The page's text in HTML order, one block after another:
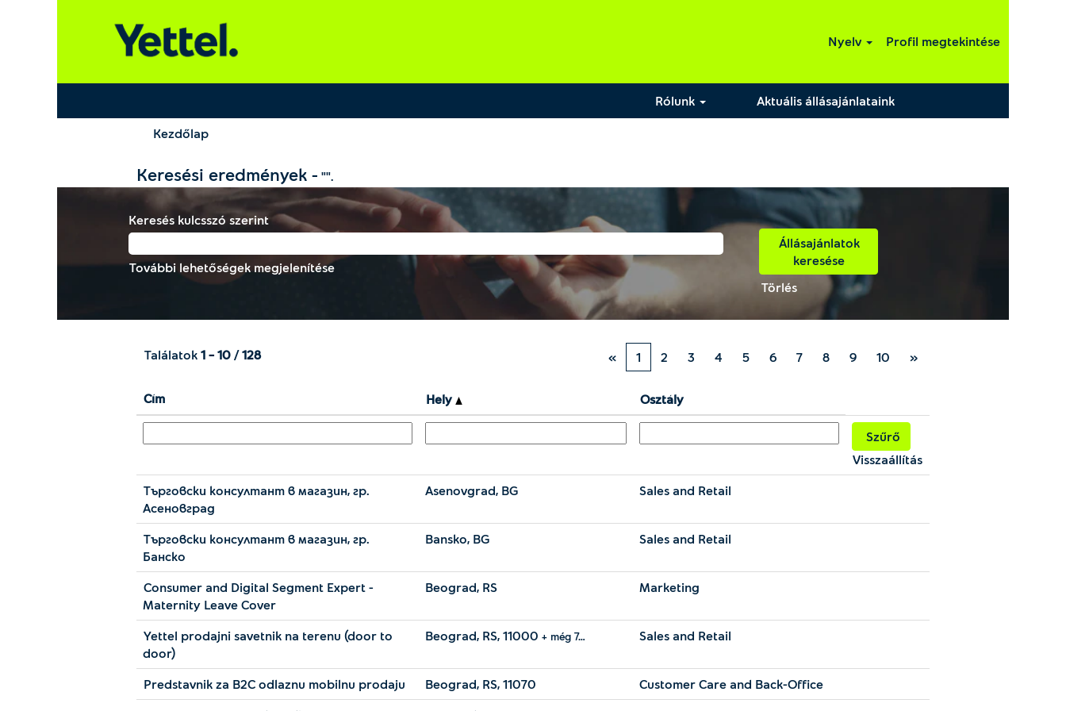
Nyelv Profil megtekintése
Rólunk Aktuális állásajánlataink
Kezdőlap
Keresési eredmények - "".
Keresés kulcsszó szerint
További lehetőségek megjelenítése
Törlés
Találatok 1 – 10 /128 « 1 2 3 4 5 6 7 8 9 10 »
Cím Hely Osztály
Visszaállítás
Търговски консултант в магазин, гр.
Асеновград
Asenovgrad, BG Sales and Retail
Търговски консултант в магазин, гр.
Банско
Bansko, BG Sales and Retail
Consumer and Digital Segment Expert -
Maternity Leave Cover
Beograd, RS Marketing
Yettel prodajni savetnik na terenu (door to
door)
Beograd, RS, 11000 + még 7… Sales and Retail
Predstavnik za B2C odlaznu mobilnu prodaju Beograd, RS, 11070 Customer Care and Back-Office